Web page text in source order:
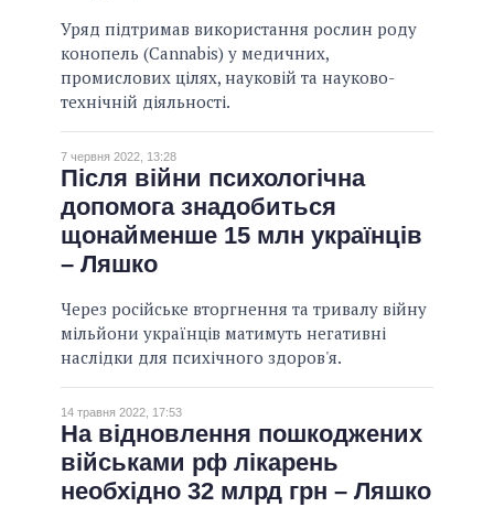
Уряд підтримав використання рослин роду
конопель (Cannabis) у медичних,
промислових цілях, науковій та науково-
технічній діяльності.
7 червня 2022, 13:28
Після війни психологічна
допомога знадобиться
щонайменше 15 млн українців
– Ляшко
Через російське вторгнення та тривалу війну
мільйони українців матимуть негативні
наслідки для психічного здоров'я.
14 травня 2022, 17:53
На відновлення пошкоджених
військами рф лікарень
необхідно 32 млрд грн – Ляшко